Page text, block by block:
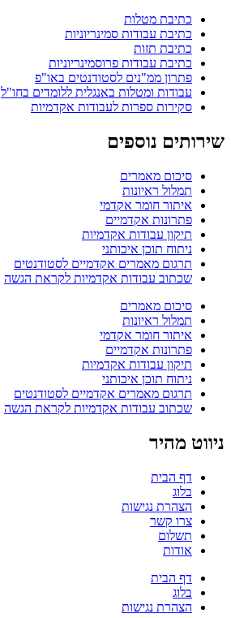
כתיבת מטלות
כתיבת עבודות סמינריוניות
כתיבת תזות
כתיבת עבודות פרוסמינריוניות
פתרון ממ"נים לסטודנטים באו"פ
עבודות ומטלות באנגלית ללומדים בחו"ל
סקירות ספרות לעבודות אקדמיות
שירותים נוספים
סיכום מאמרים
תמלול ראיונות
איתור חומר אקדמי
פתרונות אקדמיים
תיקון עבודות אקדמיות
ניתוח תוכן איכותני
תרגום מאמרים אקדמיים לסטודנטים
שכתוב עבודות אקדמיות לקראת הגשה
סיכום מאמרים
תמלול ראיונות
איתור חומר אקדמי
פתרונות אקדמיים
תיקון עבודות אקדמיות
ניתוח תוכן איכותני
תרגום מאמרים אקדמיים לסטודנטים
שכתוב עבודות אקדמיות לקראת הגשה
ניווט מהיר
דף הבית
בלוג
הצהרת נגישות
צרו קשר
תשלום
אודות
דף הבית
בלוג
הצהרת נגישות